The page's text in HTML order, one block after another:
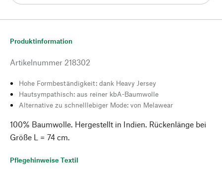
Produktinformation
Artikelnummer 218302
Hohe Formbeständigkeit: dank Heavy Jersey
Hautsympathisch: aus reiner kbA-Baumwolle
Alternative zu schnelllebiger Mode: von Melawear
100% Baumwolle. Hergestellt in Indien. Rückenlänge bei
Größe L = 74 cm.
Pflegehinweise Textil